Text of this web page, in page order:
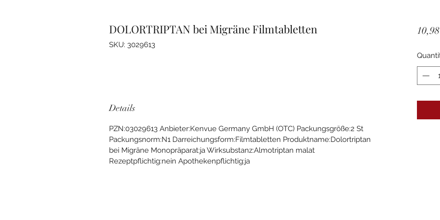
DOLORTRIPTAN bei Migräne Filmtabletten
SKU: 3029613
Details
PZN:03029613 Anbieter:Kenvue Germany GmbH (OTC) Packungsgröße:2 St
Packungsnorm:N1 Darreichungsform:Filmtabletten Produktname:Dolortriptan
bei Migräne Monopräparat:ja Wirksubstanz:Almotriptan malat
Rezeptpflichtig:nein Apothekenpflichtig:ja